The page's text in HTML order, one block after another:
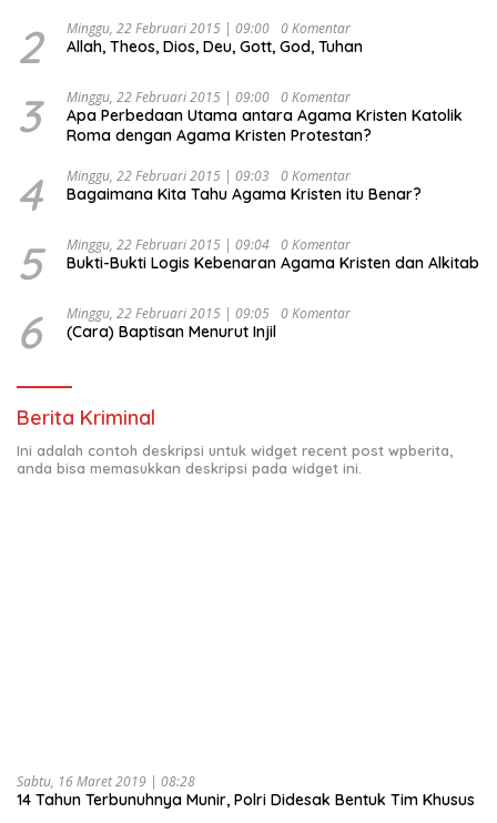
2 Minggu, 22 Februari 2015 | 09:00 0 Komentar
Allah, Theos, Dios, Deu, Gott, God, Tuhan
3 Minggu, 22 Februari 2015 | 09:00 0 Komentar
Apa Perbedaan Utama antara Agama Kristen Katolik
Roma dengan Agama Kristen Protestan?
4 Minggu, 22 Februari 2015 | 09:03 0 Komentar
Bagaimana Kita Tahu Agama Kristen itu Benar?
5 Minggu, 22 Februari 2015 | 09:04 0 Komentar
Bukti-Bukti Logis Kebenaran Agama Kristen dan Alkitab
6 Minggu, 22 Februari 2015 | 09:05 0 Komentar
(Cara) Baptisan Menurut Injil
Berita Kriminal
Ini adalah contoh deskripsi untuk widget recent post wpberita,
anda bisa memasukkan deskripsi pada widget ini.
Sabtu, 16 Maret 2019 | 08:28
14 Tahun Terbunuhnya Munir, Polri Didesak Bentuk Tim Khusus